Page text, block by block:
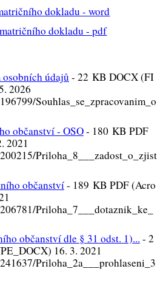
dokladu - word
dokladu - pdf
osobních údajů - 22 KB DOCX (FI
2026
Souhlas_se_zpracovanim_o
občanství - OSO- 180 KB PDF
2021
Priloha_8___zadost_o_zjist
občanství- 189 KB PDF (Acro
Priloha_7___dotaznik_ke_
občanství dle § 31 odst. 1)... - 2
16. 3. 2021
Priloha_2a___prohlaseni_3